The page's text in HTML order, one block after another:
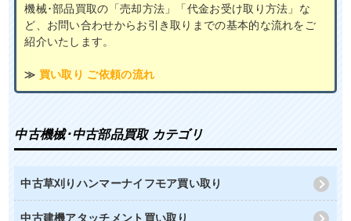
機械･部品買取の「売却方法」「代金お受け取り方法」な
ど、お問い合わせからお引き取りまでの基本的な流れをご
紹介いたします。
≫ 買い取り ご依頼の流れ
中古機械･中古部品買取 カテゴリ
中古草刈りハンマーナイフモア買い取り
中古建機アタッチメント買い取り